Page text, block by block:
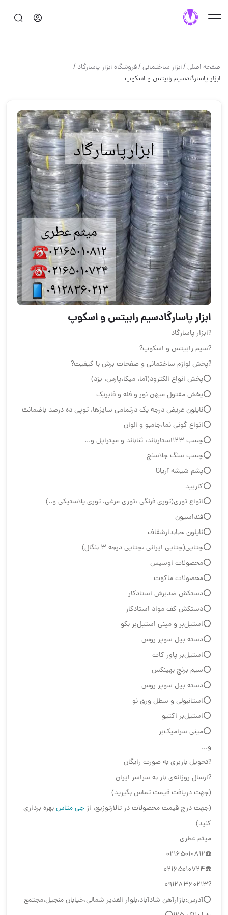
صفحه اصلی/ابزار ساختماني/فروشگاه ابزار پاسارگاد /
ابزار پاسارگادسیم رابیتس و اسکوپ
ابزار پاسارگادسیم رابیتس و اسکوپ
?ابزار پاسارگاد
?سیم رابیتس و اسکوپ?
?پخش لوازم ساختمانی و صفحات برش با کیفیت?
⭕پخش انواع الكترود(آما، میکا،پارس، یزد)
⭕پخش مفتول ميهن نور و فله و فابریک
⭕نايلون عريض درجه یک درتمامی سایزها، توپی ده درصد باضمانت
⭕انواع گونى نما،جامبو و الوان
⭕چسب ١٢٣استارباند، ثناباند و میتراپل و...
⭕چسب سنگ جلاسنج
⭕پشم شیشه آریانا
⭕كاربيد
⭕انواع تورى(توری فرنگی ،توری مرغی، توری پلاستیکی و..)
⭕فنداسیون
⭕نایلون حبابدارشفاف
⭕چتایی(چتایی ایرانی ،چتایی درجه ۳ بنگال)
⭕محصولات اوسیس
⭕محصولات ماکوت
⭕دستکش ضدبرش استادکار
⭕دستکش کف مواد استادکار
⭕استیل‌بر و مینی استیل‌بر بکو
⭕دسته بیل سوپر روس
⭕استيل‌بر پاور كات
⭕سیم برنج بهینکس
⭕دسته بیل سوپر روس
⭕استانبولی و سطل ورق نو
⭕استیل‌بر اکتیو
⭕مینی سرامیک‌بر
و...
?تحويل باربرى به صورت رايگان
?ارسال روزانه‌ی بار به سراسر ایران
(جهت دریافت قیمت تماس بگیرید)
(جهت درج قیمت محصولات در تالارتوزیع، ازجی متاسبهره برداری
کنید)
میثم عطری
☎️۰۲۱۶۵۰۱۰۸۱۲
☎️۰۲۱۶۵۰۱۰۷۲۴
?۰۹۱۲۸۳۶۰۲۱۳
⭕آدرس:بازارآهن شادآباد،بلوار الغدیر شمالی،خیابان منجیل،مجتمع